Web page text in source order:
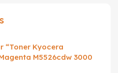
“Toner Kyocera
M5526cdw 3000